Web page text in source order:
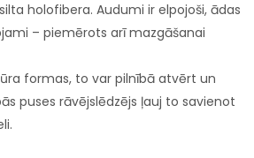
holofibera. Audumi ir elpojoši, ādas
– piemērots arī mazgāšanai
formas, to var pilnībā atvērt un
puses rāvējslēdzējs ļauj to savienot